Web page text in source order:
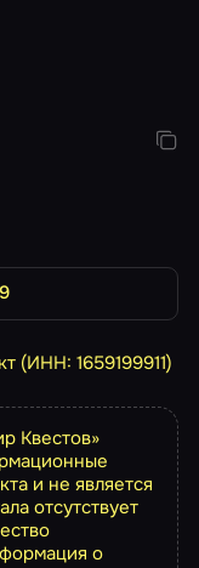
(ИНН: 1659199911)
Квестов»
и не является
отсутствует
о